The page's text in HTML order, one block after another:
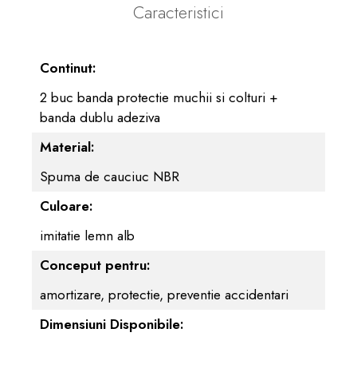
Caracteristici
Continut:
2 buc banda protectie muchii si colturi +
banda dublu adeziva
Material:
Spuma de cauciuc NBR
Culoare:
imitatie lemn alb
Conceput pentru:
amortizare, protectie, preventie accidentari
Dimensiuni Disponibile: